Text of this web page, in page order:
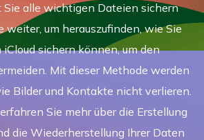
Sie alle wichtigen Dateien sichern
weiter, um herauszufinden, wie Sie
iCloud sichern können, um den
Mit dieser Methode werden
Bilder und Kontakte nicht verlieren.
Sie mehr über die Erstellung
die Wiederherstellung Ihrer Daten